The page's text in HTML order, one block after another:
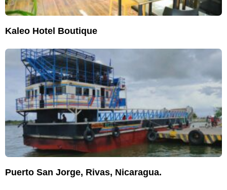
Kaleo Hotel Boutique
Puerto San Jorge, Rivas, Nicaragua.